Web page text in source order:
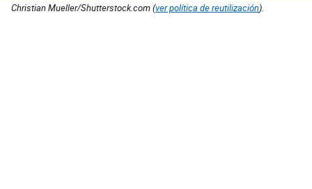
Christian Mueller/Shutterstock.com (ver política de reutilización).